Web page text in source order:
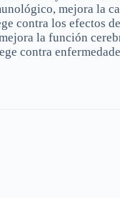
mejora la
contra los efectos
la función
contra